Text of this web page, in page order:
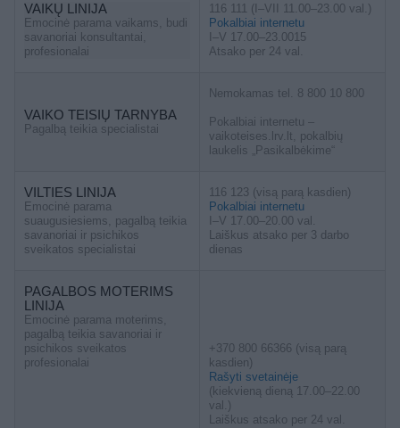
VAIKŲ LINIJA
Emocinė parama vaikams, budi
savanoriai konsultantai,
profesionalai
116 111 (I–VII 11.00–23.00 val.)
Pokalbiai internetu
I–V 17.00–23.0015
Atsako per 24 val.
VAIKO TEISIŲ TARNYBA
Pagalbą teikia specialistai
Nemokamas tel. 8 800 10 800
Pokalbiai internetu –
vaikoteises.lrv.lt, pokalbių
laukelis „Pasikalbėkime“
VILTIES LINIJA
Emocinė parama
suaugusiesiems, pagalbą teikia
savanoriai ir psichikos
sveikatos specialistai
116 123 (visą parą kasdien)
Pokalbiai internetu
I–V 17.00–20.00 val.
Laiškus atsako per 3 darbo
dienas
PAGALBOS MOTERIMS
LINIJA
Emocinė parama moterims,
pagalbą teikia savanoriai ir
psichikos sveikatos
profesionalai
+370 800 66366 (visą parą
kasdien)
Rašyti svetainėje
(kiekvieną dieną 17.00–22.00
val.)
Laiškus atsako per 24 val.